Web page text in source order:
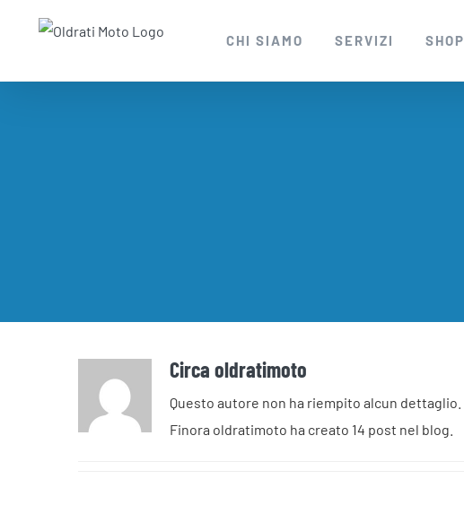
CHI SIAMO SERVIZI SHOP
Circa oldratimoto
Questo autore non ha riempito alcun dettaglio.
Finora oldratimoto ha creato 14 post nel blog.